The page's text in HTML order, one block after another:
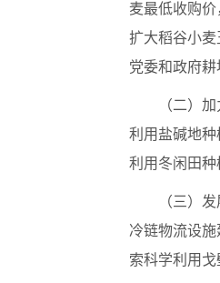
麦最低收购
扩大稻谷小
党委和政府耕
（二）
利用盐碱地
利用冬闲田
（三）
冷链物流设
索科学利用